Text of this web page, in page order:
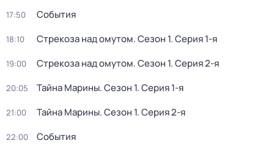
17:50 События
18:10 Стрекоза над омутом. Сезон 1. Серия 1-я
19:00 Стрекоза над омутом. Сезон 1. Серия 2-я
20:05 Тайна Марины. Сезон 1. Серия 1-я
21:00 Тайна Марины. Сезон 1. Серия 2-я
22:00 События